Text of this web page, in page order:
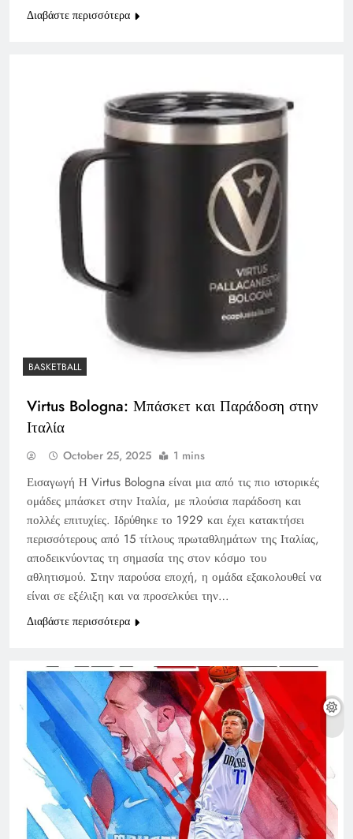
Διαβάστε περισσότερα
BASKETBALL
Virtus Bologna: Μπάσκετ και Παράδοση στην
Ιταλία
October 25, 2025 1 mins
Εισαγωγή Η Virtus Bologna είναι μια από τις πιο ιστορικές
ομάδες μπάσκετ στην Ιταλία, με πλούσια παράδοση και
πολλές επιτυχίες. Ιδρύθηκε το 1929 και έχει κατακτήσει
περισσότερους από 15 τίτλους πρωταθλημάτων της Ιταλίας,
αποδεικνύοντας τη σημασία της στον κόσμο του
αθλητισμού. Στην παρούσα εποχή, η ομάδα εξακολουθεί να
είναι σε εξέλιξη και να προσελκύει την…
Διαβάστε περισσότερα